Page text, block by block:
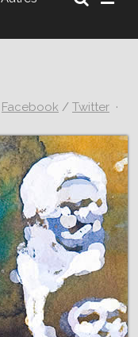
Facebook / Twitter ·